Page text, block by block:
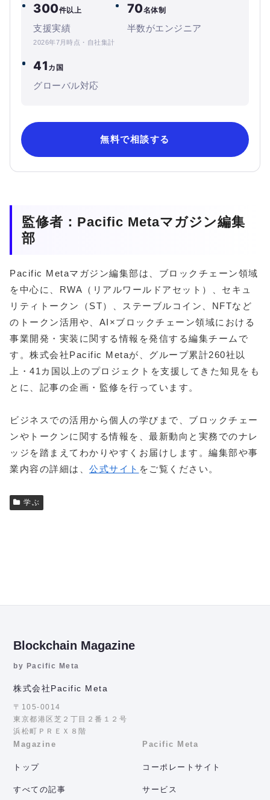
300件以上
支援実績
2026年7月時点・自社集計
70名体制
半数がエンジニア
41 カ国
グローバル対応
無料で相談する
監修者：Pacific Metaマガジン編集
部
Pacific Metaマガジン編集部は、ブロックチェーン領域
を中心に、RWA（リアルワールドアセット）、セキュ
リティトークン（ST）、ステーブルコイン、NFTなど
のトークン活用や、AI×ブロックチェーン領域における
事業開発・実装に関する情報を発信する編集チームで
す。株式会社Pacific Metaが、グループ累計260社以
上・41カ国以上のプロジェクトを支援してきた知見をも
とに、記事の企画・監修を行っています。
ビジネスでの活用から個人の学びまで、ブロックチェー
ンやトークンに関する情報を、最新動向と実務でのナレ
ッジを踏まえてわかりやすくお届けします。編集部や事
業内容の詳細は、 公式サイト をご覧ください。
学ぶ
Blockchain Magazine
by Pacific Meta
株式会社Pacific Meta
〒105-0014
東京都港区芝２丁目２番１２号
浜松町ＰＲＥＸ８階
Magazine
トップ
すべての記事
Pacific Meta
コーポレートサイト
サービス